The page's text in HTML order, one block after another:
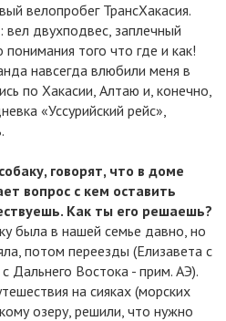
велопробег ТрансХакасия.
двухподвес, заплечный
того что где и как!
навсегда влюбили меня в
по Хакасии, Алтаю и, конечно,
«Уссурийский рейс»,
говорят, что в доме
вопрос с кем оставить
Как ты его решаешь?
была в нашей семье давно, но
потом переезды (Елизавета с
Дальнего Востока - прим. АЭ).
на сияках (морских
озеру, решили, что нужно